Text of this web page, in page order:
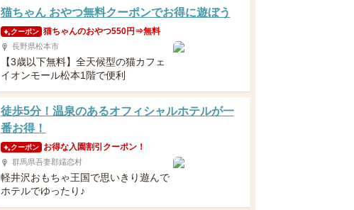
猫ちゃん おやつ無料クーポンでお得に遊ぼう
クーポン 猫ちゃんのおやつ550円⇒無料
長野県松本市
【3歳以下無料】全天候型の猫カフェ
イオンモール松本1階で便利
徒歩5分！温泉のあるオフィシャルホテルが一
番お得！
クーポン お得な入園割引クーポン！
群馬県吾妻郡嬬恋村
軽井沢おもちゃ王国で思いきり遊んで
ホテルでゆったり♪